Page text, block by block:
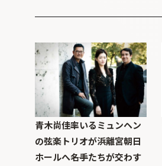
青木尚佳率いるミュンヘン
の弦楽トリオが浜離宮朝日
ホールへ――名手たちが交わす